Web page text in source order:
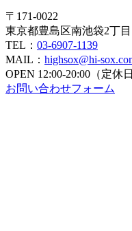
〒171-0022
東京都豊島区南池袋2丁
TEL： 03-6907-1139
MAIL： highsox@hi-
OPEN 12:00-20:00（定休
お問い合わせフォーム